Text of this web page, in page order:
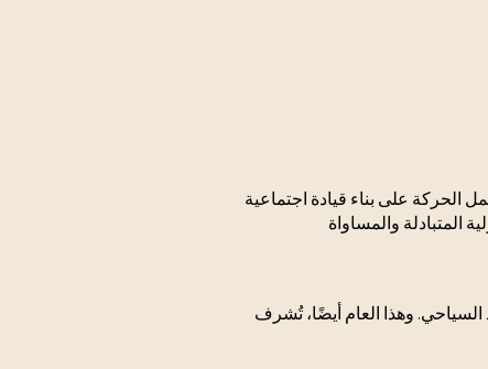
تعمل الحركة على بناء قيادة اجتماعية
المتبادلة والمساواة
وهذا العام أيضًا، تُشرف